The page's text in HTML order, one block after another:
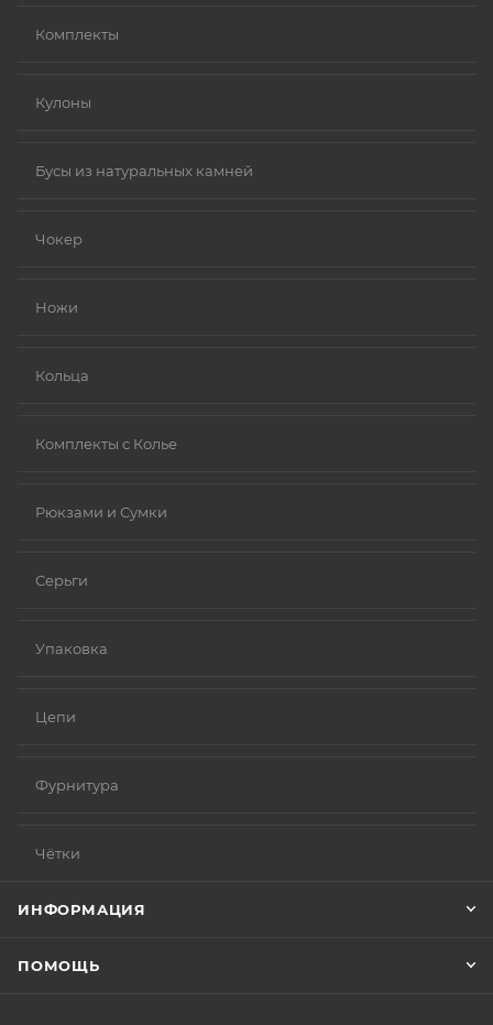
Комплекты
Кулоны
Бусы из натуральных камней
Чокер
Ножи
Кольца
Комплекты с Колье
Рюкзами и Сумки
Серьги
Упаковка
Цепи
Фурнитура
Чётки
ИНФОРМАЦИЯ
ПОМОЩЬ